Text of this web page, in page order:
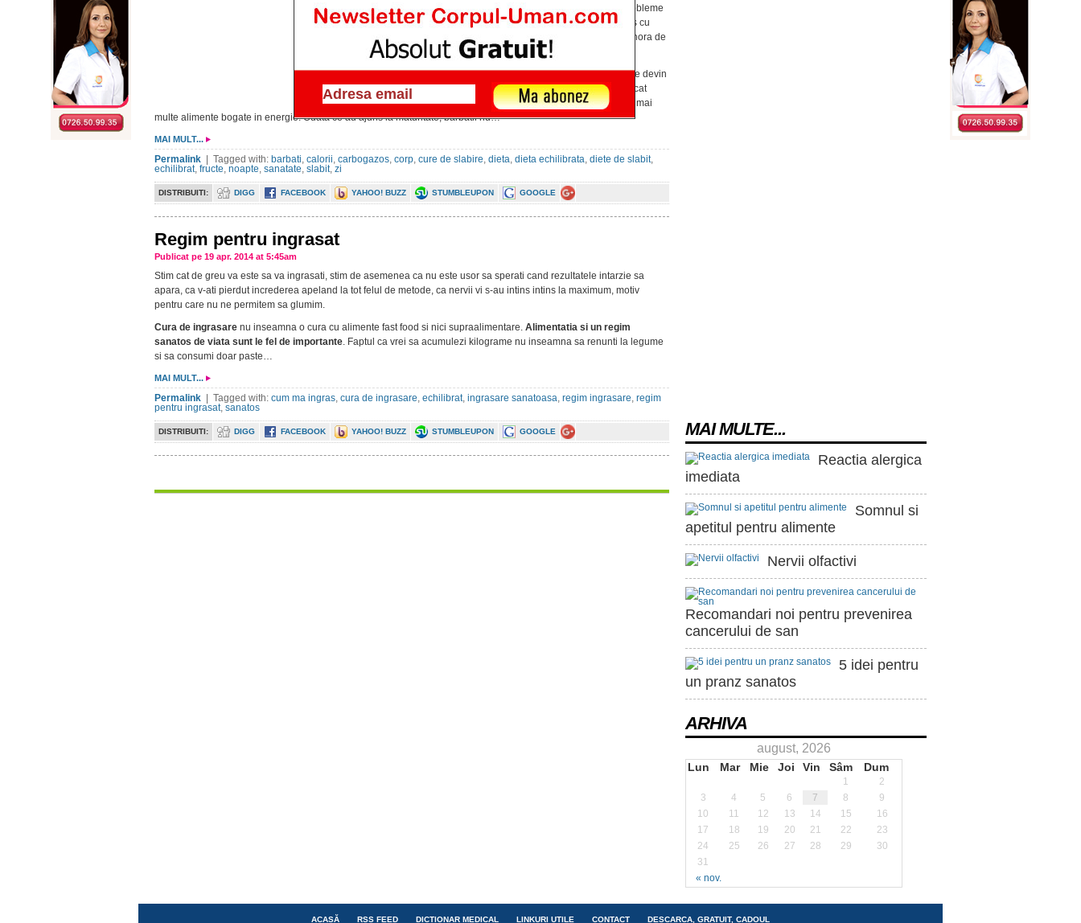
reprezentantele sexului frumos au parte de probleme
cu silueta, ci si barbatii se confrunta tot mai des cu
astfel de dificultati, dar fata de femei acestia ignora de
cele mai multe ori aceasta situatie.
Potrivit nutritionistilor, reprezentantii sexului tare devin
mai activi din punct de vedere fizic in asa fel incat
corpul lor le cere mai multa mancare si implicit mai
multe alimente bogate in energie. Odata ce au ajuns la maturitate, barbatii nu…
MAI MULT...
Permalink | Tagged with: barbati, calorii, carbogazos, corp, cure de slabire, dieta, dieta echilibrata, diete de slabit,
echilibrat, fructe, noapte, sanatate, slabit, zi
DISTRIBUITI: DIGG FACEBOOK YAHOO! BUZZ STUMBLEUPON GOOGLE
Regim pentru ingrasat
Publicat pe 19 apr. 2014 at 5:45am
Stim cat de greu va este sa va ingrasati, stim de asemenea ca nu este usor sa sperati cand rezultatele intarzie sa
apara, ca v-ati pierdut increderea apeland la tot felul de metode, ca nervii vi s-au intins intins la maximum, motiv
pentru care nu ne permitem sa glumim.
Cura de ingrasare nu inseamna o cura cu alimente fast food si nici supraalimentare. Alimentatia si un regim
sanatos de viata sunt le fel de importante. Faptul ca vrei sa acumulezi kilograme nu inseamna sa renunti la legume
si sa consumi doar paste…
MAI MULT...
Permalink | Tagged with: cum ma ingras, cura de ingrasare, echilibrat, ingrasare sanatoasa, regim ingrasare, regim
pentru ingrasat, sanatos
DISTRIBUITI: DIGG FACEBOOK YAHOO! BUZZ STUMBLEUPON GOOGLE MAI MULTE...
Reactia alergica
imediata
Somnul si
apetitul pentru alimente
Nervii olfactivi
Recomandari noi pentru prevenirea
cancerului de san
5 idei pentru
un pranz sanatos
ARHIVA
august, 2026
Lun Mar Mie Joi Vin Sâm Dum
« nov.
1
2
3
4 5 6 7 8
9
10
11 12 13 14 15
16
17
18 19 20 21 22
23
24
25 26 27 28 29
30
31
ACASĂ RSS FEED DICTIONAR MEDICAL LINKURI UTILE CONTACT DESCARCA, GRATUIT, CADOUL